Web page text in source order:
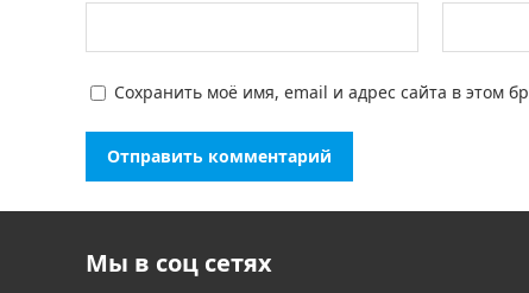
Сохранить моё имя, email и адрес сайта в этом
Мы в соц сетях